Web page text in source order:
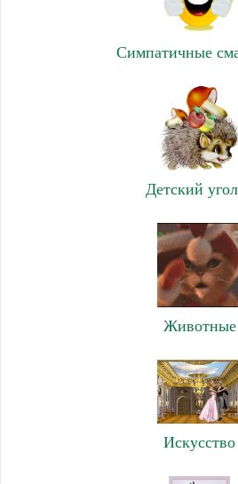
Симпатичные
Детский
Животные
Искусство